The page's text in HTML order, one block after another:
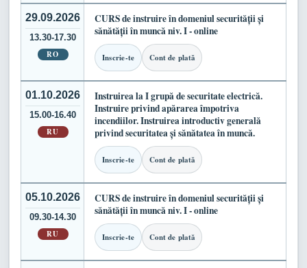
29.09.2026
13.30-17.30
RO
CURS de instruire în domeniul securității și
sănătății în muncă niv. I - online
Inscrie-te Cont de plată
01.10.2026
15.00-16.40
RU
Instruirea la I grupă de securitate electrică.
Instruire privind apărarea împotriva
incendiilor. Instruirea introductiv generală
privind securitatea și sănătatea în muncă.
Inscrie-te Cont de plată
05.10.2026
09.30-14.30
RU
CURS de instruire în domeniul securității și
sănătății în muncă niv. I - online
Inscrie-te Cont de plată